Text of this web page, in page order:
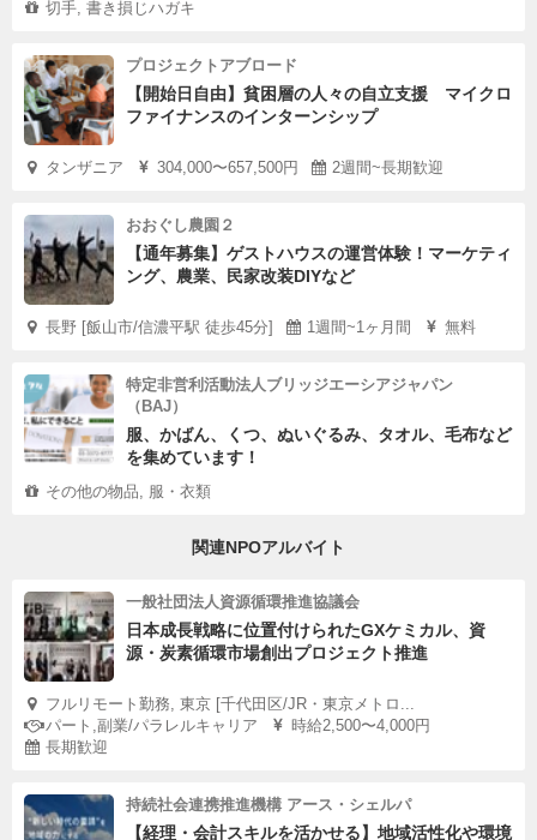
切手, 書き損じハガキ
プロジェクトアブロード
【開始日自由】貧困層の人々の自立支援 マイクロ
ファイナンスのインターンシップ
タンザニア 304,000〜657,500円 2週間~長期歓迎
おおぐし農園２
【通年募集】ゲストハウスの運営体験！マーケティ
ング、農業、民家改装DIYなど
長野 [飯山市/信濃平駅 徒歩45分] 1週間~1ヶ月間 無料
特定非営利活動法人ブリッジエーシアジャパン
（BAJ）
服、かばん、くつ、ぬいぐるみ、タオル、毛布など
を集めています！
その他の物品, 服・衣類
関連NPOアルバイト
一般社団法人資源循環推進協議会
日本成長戦略に位置付けられたGXケミカル、資
源・炭素循環市場創出プロジェクト推進
フルリモート勤務, 東京 [千代田区/JR・東京メトロ...
パート,副業/パラレルキャリア
時給2,500〜4,000円
長期歓迎
持続社会連携推進機構 アース・シェルパ
【経理・会計スキルを活かせる】地域活性化や環境